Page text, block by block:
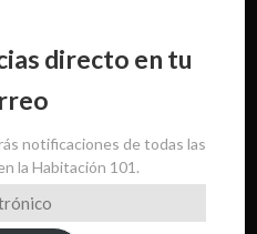
directo en tu
notificaciones de todas las
la Habitación 101.